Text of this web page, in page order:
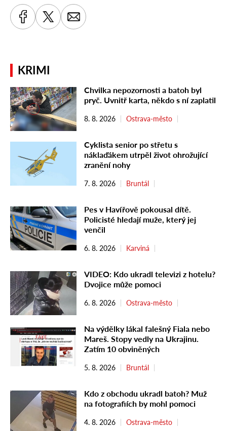
KRIMI
Chvilka nepozornosti a batoh byl
pryč. Uvnitř karta, někdo s ní zaplatil
8. 8. 2026 Ostrava-město
Cyklista senior po střetu s
náklaďákem utrpěl život ohrožující
zranění nohy
7. 8. 2026 Bruntál
Pes v Havířově pokousal dítě.
Policisté hledají muže, který jej
venčil
6. 8. 2026 Karviná
VIDEO: Kdo ukradl televizi z hotelu?
Dvojice může pomoci
6. 8. 2026 Ostrava-město
Na výdělky lákal falešný Fiala nebo
Mareš. Stopy vedly na Ukrajinu.
Zatím 10 obviněných
5. 8. 2026 Bruntál
Kdo z obchodu ukradl batoh? Muž
na fotografiích by mohl pomoci
4. 8. 2026 Ostrava-město